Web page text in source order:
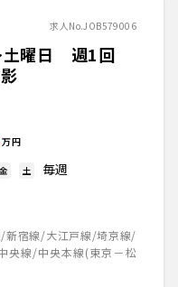
求人No.JOB579006
土曜日 週1回
万円
金 土 毎週
新宿線/大江戸線/埼京線/
央線/中央本線(東京－松